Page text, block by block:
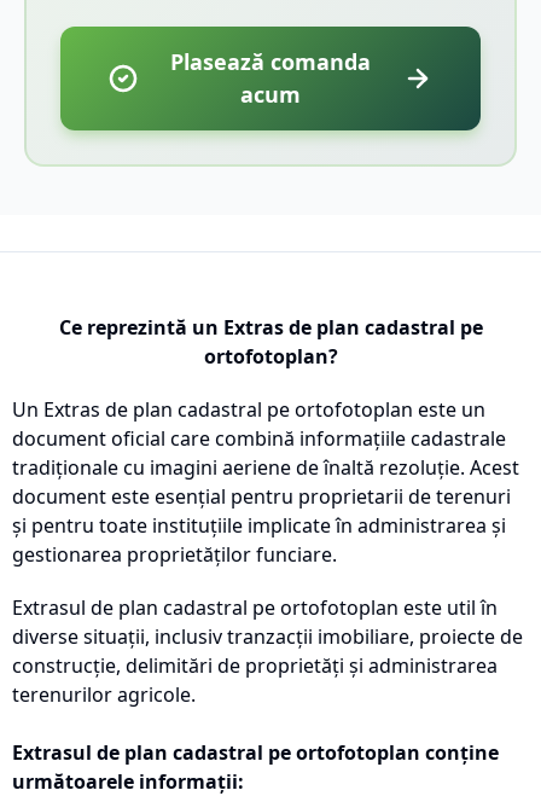
Plasează comanda
acum
Ce reprezintă un Extras de plan cadastral pe
ortofotoplan?
Un Extras de plan cadastral pe ortofotoplan este un
document oficial care combină informațiile cadastrale
tradiționale cu imagini aeriene de înaltă rezoluție. Acest
document este esențial pentru proprietarii de terenuri
și pentru toate instituțiile implicate în administrarea și
gestionarea proprietăților funciare.
Extrasul de plan cadastral pe ortofotoplan este util în
diverse situații, inclusiv tranzacții imobiliare, proiecte de
construcție, delimitări de proprietăți și administrarea
terenurilor agricole.
Extrasul de plan cadastral pe ortofotoplan conține
următoarele informații: